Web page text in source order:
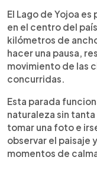
El Lago de Yojoa
en el centro del
kilómetros de
hacer una pausa,
movimiento de las
concurridas.
Esta parada
naturaleza sin
tomar una foto e
observar el paisaje
momentos de